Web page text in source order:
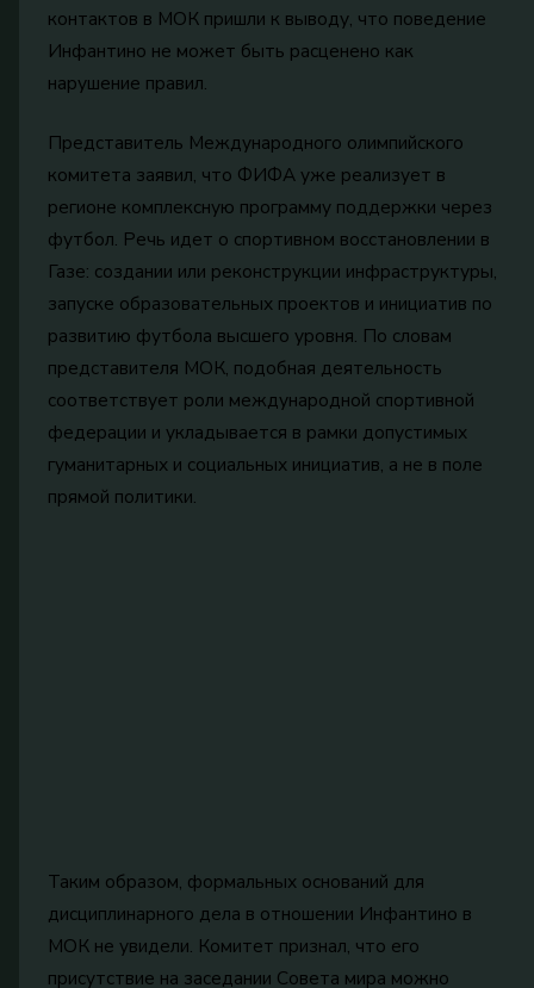
контактов в МОК пришли к выводу, что поведение
Инфантино не может быть расценено как
нарушение правил.
Представитель Международного олимпийского
комитета заявил, что ФИФА уже реализует в
регионе комплексную программу поддержки через
футбол. Речь идет о спортивном восстановлении в
Газе: создании или реконструкции инфраструктуры,
запуске образовательных проектов и инициатив по
развитию футбола высшего уровня. По словам
представителя МОК, подобная деятельность
соответствует роли международной спортивной
федерации и укладывается в рамки допустимых
гуманитарных и социальных инициатив, а не в поле
прямой политики.
Таким образом, формальных оснований для
дисциплинарного дела в отношении Инфантино в
МОК не увидели. Комитет признал, что его
присутствие на заседании Совета мира можно